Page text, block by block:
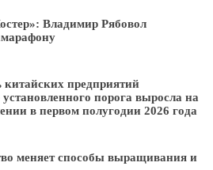
Владимир Рябовол
китайских предприятий
порога выросла на
в первом полугодии 2026 года
меняет способы выращивания и